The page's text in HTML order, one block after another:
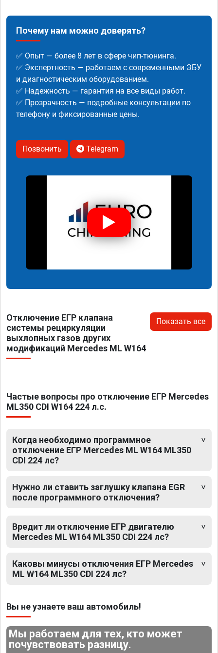
Почему нам можно доверять?
✅ Опыт — более 8 лет в сфере чип-тюнинга.
✅ Экспертность — работаем с современными ЭБУ
и диагностическим оборудованием.
✅ Надежность — гарантия на все виды работ.
✅ Прозрачность — подробные консультации по
телефону и фиксированные цены.
Позвонить Telegram
Отключение ЕГР клапана
системы рециркуляции
выхлопных газов других
модификаций Mercedes ML W164
Показать все
Частые вопросы про отключение ЕГР Mercedes
ML350 CDI W164 224 л.с.
Когда необходимо программное
отключение ЕГР Mercedes ML W164 ML350
CDI 224 лс?
Нужно ли ставить заглушку клапана EGR
после программного отключения?
Вредит ли отключение ЕГР двигателю
Mercedes ML W164 ML350 CDI 224 лс?
Каковы минусы отключения ЕГР Mercedes
ML W164 ML350 CDI 224 лс?
Вы не узнаете ваш автомобиль!
Мы работаем для тех, кто может
почувствовать разницу.